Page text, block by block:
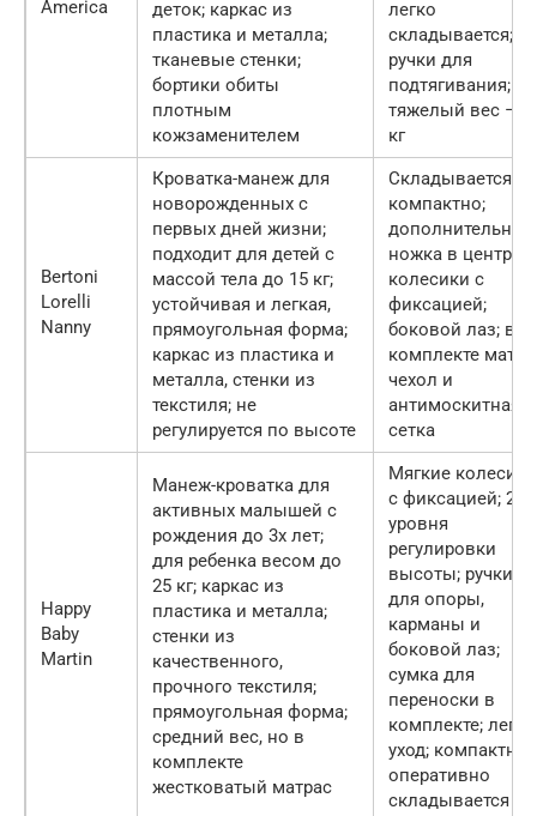
America
деток; каркас из
пластика и металла;
тканевые стенки;
бортики обиты
плотным
кожзаменителем
легко
складывается;
ручки для
подтягивания;
тяжелый вес –
кг
Bertoni
Lorelli
Nanny
Кроватка-манеж для
новорожденных с
первых дней жизни;
подходит для детей с
массой тела до 15 кг;
устойчивая и легкая,
прямоугольная форма;
каркас из пластика и
металла, стенки из
текстиля; не
регулируется по высоте
Складывается
компактно;
дополнительная
ножка в центре и
колесики с
фиксацией;
боковой лаз; в
комплекте
чехол и
антимоскитная
сетка
Happy
Baby
Martin
Манеж-кроватка для
активных малышей с
рождения до 3х лет;
для ребенка весом до
25 кг; каркас из
пластика и металла;
стенки из
качественного,
прочного текстиля;
прямоугольная форма;
средний вес, но в
комплекте
жестковатый матрас
Мягкие колесики
с фиксацией; 2
уровня
регулировки
высоты; ручки
для опоры,
карманы и
боковой лаз;
сумка для
переноски в
комплекте;
уход; компактно
оперативно
складывается